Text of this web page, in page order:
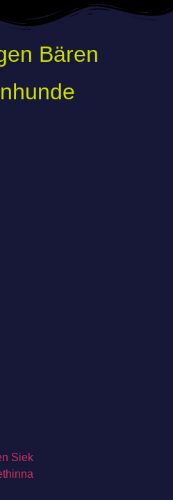
Bären
Siek